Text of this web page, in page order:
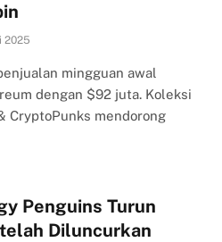
2025
mingguan awal
dengan $92 juta. Koleksi
CryptoPunks mendorong
Penguins Turun
Diluncurkan